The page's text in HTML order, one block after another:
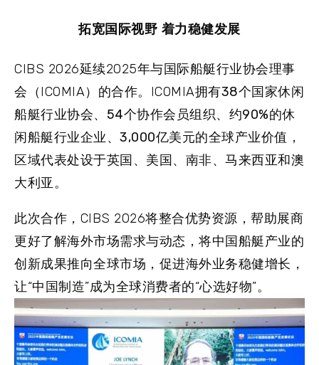
拓宽国际视野 着力稳健发展
CIBS 2026延续2025年与国际船艇行业协会理事
会（ICOMIA）的合作。ICOMIA拥有38个国家休闲
船艇行业协会、 54个协作会员组织、约90%的休
闲船艇行业企业、 3,000亿美元的全球产业价值，
区域代表处设于英国、美国、南非、马来西亚和澳
大利亚。
此次合作，CIBS 2026将整合优势资源，帮助展商
更好了解海外市场需求与动态，将中国船艇产业的
创新成果推向全球市场，促进海外业务稳健增长，
让“中国制造”成为全球消费者的“心选好物”。